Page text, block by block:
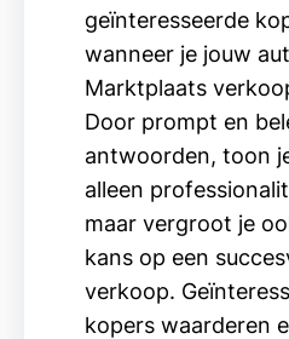
geïnteresseerde
wanneer je jouw
Marktplaats
Door prompt en
antwoorden, toon
alleen
maar vergroot je
kans op een
verkoop.
kopers waarderen